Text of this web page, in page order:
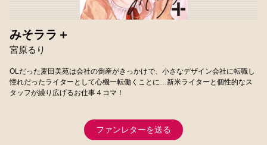
みそララ＋
宮原るり
OLだった麦田美苑は会社の倒産がきっかけで、小さなデザイン会社に転職し
憧れだったライターとして心機一転働くことに…新米ライターと個性的なス
タッフが繰り広げるお仕事４コマ！
ファンレターを送る